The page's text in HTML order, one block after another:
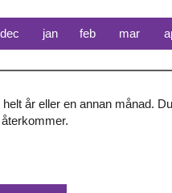
dec jan feb mar
år eller en annan månad.